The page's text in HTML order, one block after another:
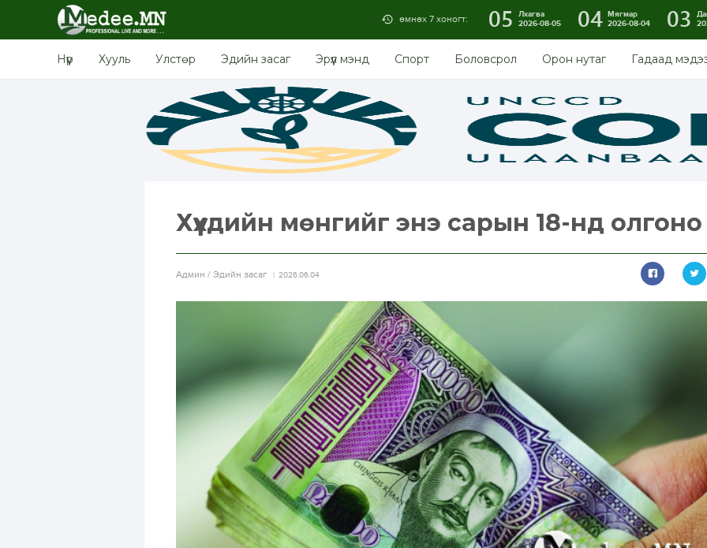
өмнөх 7 хоногт: 05
Лхагва
2026-08-05
04 Мягмар
2026-08-04
03
Нүүр Хууль Улстөр Эдийн засаг Эрүүл мэнд Спорт Боловсрол Орон нутаг Гадаад
Хүүхдийн мөнгийг энэ сарын 18-нд олгоно
Aдмин / Эдийн засаг 2026.06.04